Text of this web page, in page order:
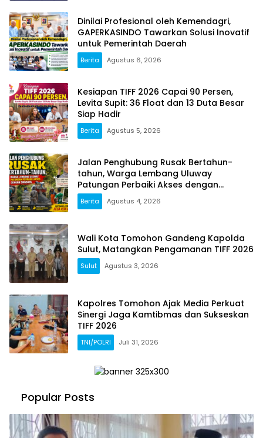
Dinilai Profesional oleh Kemendagri,
GAPERKASINDO Tawarkan Solusi Inovatif
untuk Pemerintah Daerah
Berita Agustus 6, 2026
Kesiapan TIFF 2026 Capai 90 Persen,
Levita Supit: 36 Float dan 13 Duta Besar
Siap Hadir
Berita Agustus 5, 2026
Jalan Penghubung Rusak Bertahun-
tahun, Warga Lembang Uluway
Patungan Perbaiki Akses dengan
Swadaya
Berita Agustus 4, 2026
Wali Kota Tomohon Gandeng Kapolda
Sulut, Matangkan Pengamanan TIFF 2026
Sulut Agustus 3, 2026
Kapolres Tomohon Ajak Media Perkuat
Sinergi Jaga Kamtibmas dan Sukseskan
TIFF 2026
TNI/POLRI Juli 31, 2026
Popular Posts